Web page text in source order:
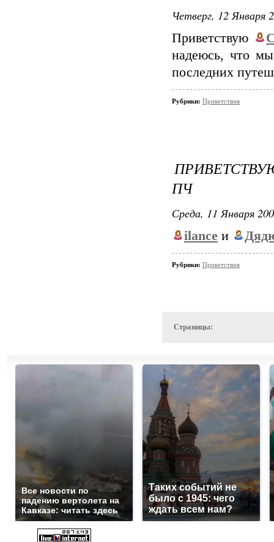
Четверг, 12 Января
Приветствую
надеюсь, что мы
последних
Рубрики: Приветствия
ПЧ
Среда, 11 Января
ilance и
Рубрики: Приветствия
Страницы:
Все новости по
падению вертолета на
Кавказе: читать здесь
Таких событий не
было с 1945: чего
ждать всем нам?